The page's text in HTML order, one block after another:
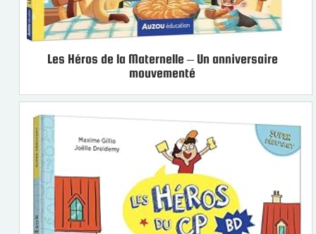
Les Héros de la Maternelle – Un anniversaire
mouvementé